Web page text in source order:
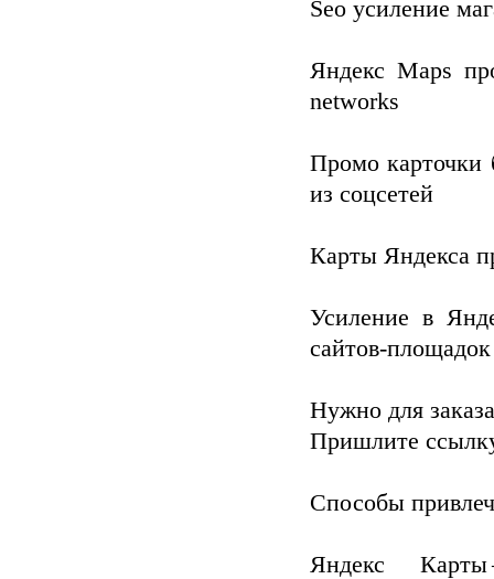
Seo усиление
Яндекс Maps
networks
Промо карточки
из соцсетей
Карты Яндекса
Усиление в
сайтов-площадок
Нужно для
Пришлите
Способы
Яндекс